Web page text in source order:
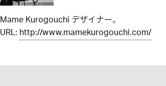
Mame Kurogouchi デザイナー。
URL:http://www.mamekurogouchi.com/